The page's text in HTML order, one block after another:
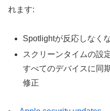
れます:
Spotlightが反応しなく
スクリーンタイムの設
すべてのデバイスに同
修正